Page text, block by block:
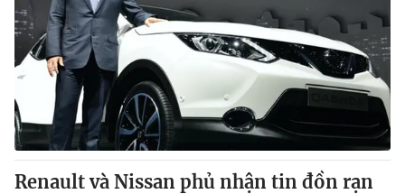
Renault và Nissan phủ nhận tin đồn rạn